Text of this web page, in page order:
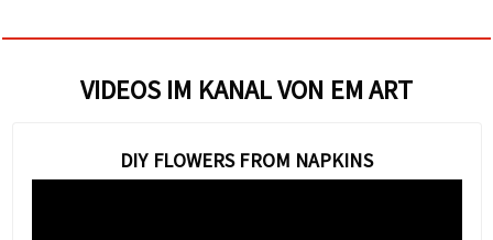
VIDEOS IM KANAL VON EM ART
DIY FLOWERS FROM NAPKINS